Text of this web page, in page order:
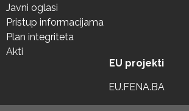
Javni oglasi
Pristup informacijama
Plan integriteta
Akti
EU projekti
EU.FENA.BA